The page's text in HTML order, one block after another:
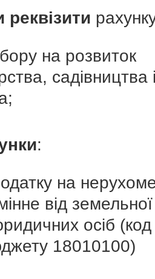
реквізити
на розвиток
садівництва
;
:
на
від земельної
осіб (код
18010100)